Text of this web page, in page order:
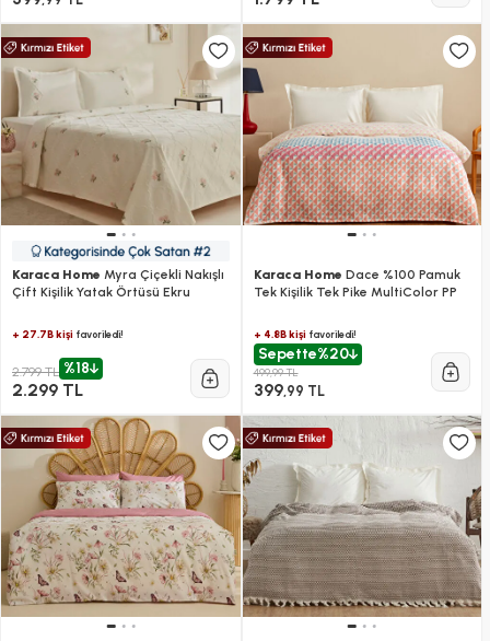
Karaca Home Myra Çiçekli Nakışlı
Çift Kişilik Yatak Örtüsü Ekru
+ 27.7B kişi favoriledi!
2.799 TL %18
2.299 TL
Karaca Home Dace %100 Pamuk
Tek Kişilik Tek Pike MultiColor PP
+ 4.8B kişifavoriledi!
Sepette%20
499,99 TL
399,99 TL